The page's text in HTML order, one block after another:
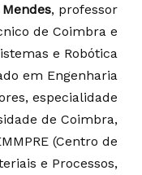
, professor
de Coimbra e
e Robótica
em Engenharia
especialidade
de Coimbra,
(Centro de
e Processos,